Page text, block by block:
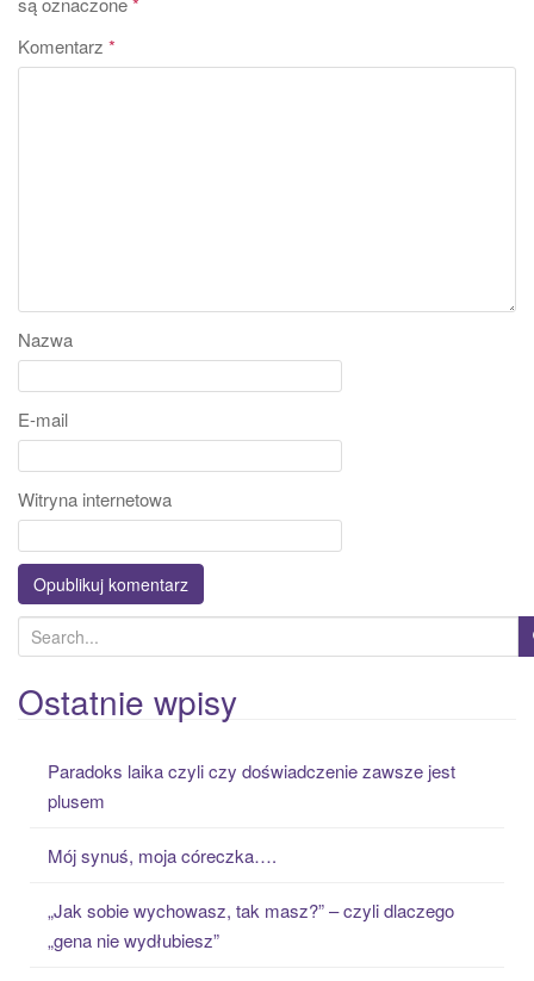
Komentarz *
Nazwa
E-mail
Witryna internetowa
e
a
r
Ostatnie wpisy
Paradoks laika czyli czy doświadczenie zawsze jest
plusem
Mój synuś, moja córeczka….
„Jak sobie wychowasz, tak masz?” – czyli dlaczego
„gena nie wydłubiesz”